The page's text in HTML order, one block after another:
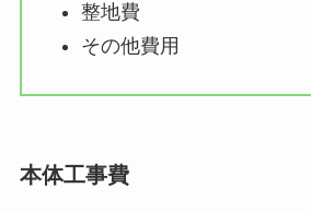
整地費
その他費用
本体工事費